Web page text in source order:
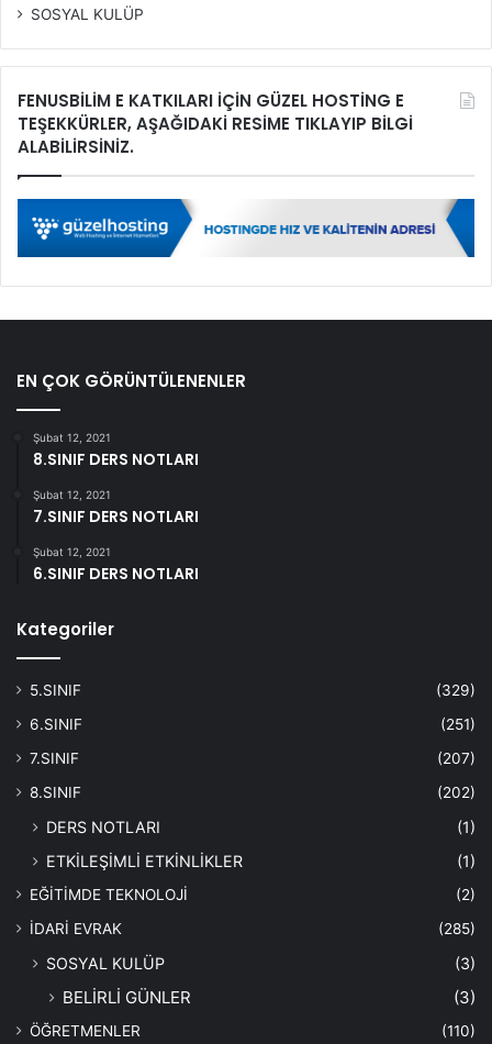
SOSYAL KULÜP
FENUSBİLİM E KATKILARI İÇİN GÜZEL HOSTİNG E
TEŞEKKÜRLER, AŞAĞIDAKİ RESİME TIKLAYIP BİLGİ
ALABİLİRSİNİZ.
EN ÇOK GÖRÜNTÜLENENLER
Şubat 12, 2021
8.SINIF DERS NOTLARI
Şubat 12, 2021
7.SINIF DERS NOTLARI
Şubat 12, 2021
6.SINIF DERS NOTLARI
Kategoriler
5.SINIF
(329)
6.SINIF
(251)
7.SINIF
(207)
8.SINIF
(202)
DERS NOTLARI
(1)
ETKİLEŞİMLİ ETKİNLİKLER
(1)
EĞİTİMDE TEKNOLOJİ
(2)
İDARİ EVRAK
(285)
SOSYAL KULÜP (3)
BELİRLİ GÜNLER (3)
ÖĞRETMENLER
(110)